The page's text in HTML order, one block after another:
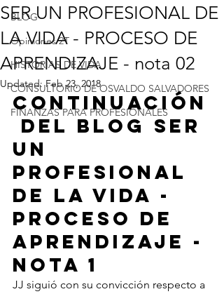
BLOG
Opiniones 2T
HISTORIAS DE VIDA
CONSULTORIO DE OSVALDO SALVADORES
FINANZAS PARA PROFESIONALES
SER UN PROFESIONAL DE
LA VIDA - PROCESO DE
APRENDIZAJE - nota 02
Updated:Feb 23, 2018
continuación
del blog SER
UN
PROFESIONAL
DE LA VIDA -
PROCESO DE
APRENDIZAJE -
nota 1
JJ siguió con su convicción respecto a